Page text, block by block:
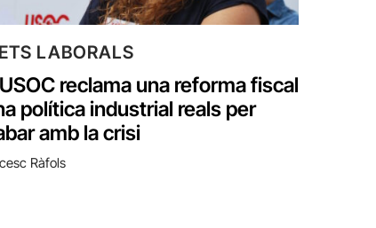
LABORALS
reclama una reforma fiscal
política industrial reals per
amb la crisi
Ràfols